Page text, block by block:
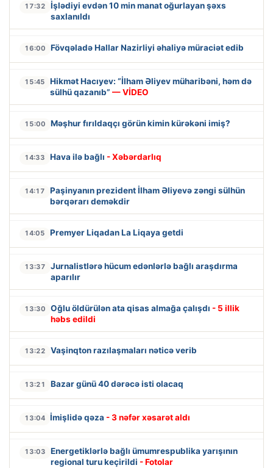
17:32
İşlədiyi evdən 10 min manat oğurlayan şəxs
saxlanıldı
16:00 Fövqəladə Hallar Nazirliyi əhaliyə müraciət edib
15:45
Hikmət Hacıyev: “İlham Əliyev müharibəni, həm də
sülhü qazanıb” — VİDEO
15:00 Məşhur fırıldaqçı görün kimin kürəkəni imiş?
14:33 Hava ilə bağlı - Xəbərdarlıq
14:17
Paşinyanın prezident İlham Əliyevə zəngi sülhün
bərqərarı deməkdir
14:05 Premyer Liqadan La Liqaya getdi
13:37
Jurnalistlərə hücum edənlərlə bağlı araşdırma
aparılır
13:30 Oğlu öldürülən ata qisas almağa çalışdı - 5 illik
həbs edildi
13:22 Vaşinqton razılaşmaları nəticə verib
13:21 Bazar günü 40 dərəcə isti olacaq
13:04 İmişlidə qəza - 3 nəfər xəsarət aldı
13:03
Energetiklərlə bağlı ümumrespublika yarışının
regional turu keçirildi - Fotolar